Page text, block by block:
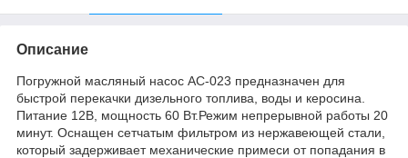
Описание
Погружной масляный насос AC-023 предназначен для
быстрой перекачки дизельного топлива, воды и керосина.
Питание 12В, мощность 60 Вт.Режим непрерывной работы 20
минут. Оснащен сетчатым фильтром из нержавеющей стали,
который задерживает механические примеси от попадания в